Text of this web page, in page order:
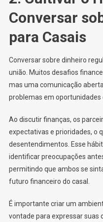
Conversar
para Casais
Conversar sobre dinheiro
união. Muitos desafios
mas uma comunicação
problemas em oportunidades
Ao discutir finanças, os
expectativas e prioridades, o
desentendimentos. Esse
identificar preocupações
permitindo que ambos se
futuro financeiro do casal.
É importante criar um
vontade para expressar suas